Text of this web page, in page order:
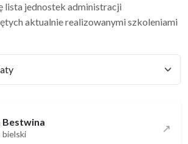
lista jednostek administracji
aktualnie realizowanymi szkoleniami
Bestwina
bielski ↗